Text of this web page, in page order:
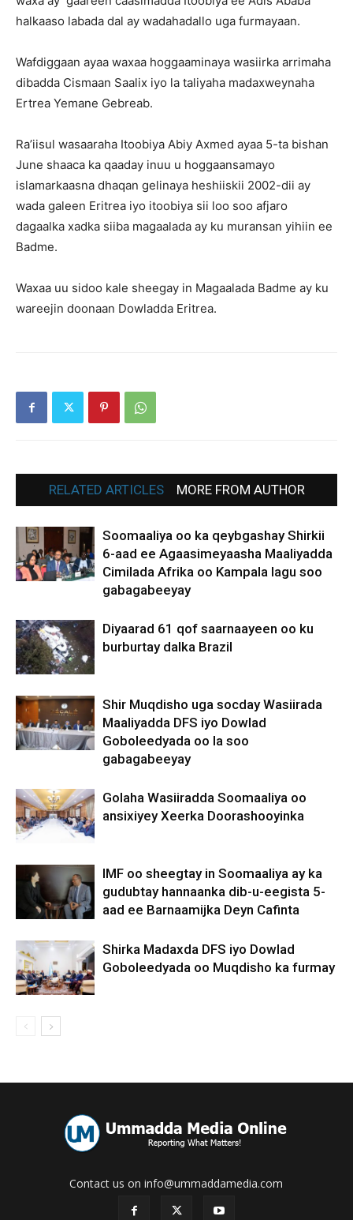
halkaaso labada dal ay wadahadallo uga furmayaan.
Wafdiggaan ayaa waxaa hoggaaminaya wasiirka arrimaha
dibadda Cismaan Saalix iyo la taliyaha madaxweynaha
Ertrea Yemane Gebreab.
Ra’iisul wasaaraha Itoobiya Abiy Axmed ayaa 5-ta bishan
June shaaca ka qaaday inuu u hoggaansamayo
islamarkaasna dhaqan gelinaya heshiiskii 2002-dii ay
wada galeen Eritrea iyo itoobiya sii loo soo afjaro
dagaalka xadka siiba magaalada ay ku muransan yihiin ee
Badme.
Waxaa uu sidoo kale sheegay in Magaalada Badme ay ku
wareejin doonaan Dowladda Eritrea.
RELATED ARTICLES MORE FROM AUTHOR
Soomaaliya oo ka qeybgashay Shirkii
6-aad ee Agaasimeyaasha Maaliyadda
Cimilada Afrika oo Kampala lagu soo
gabagabeeyay
Diyaarad 61 qof saarnaayeen oo ku
burburtay dalka Brazil
Shir Muqdisho uga socday Wasiirada
Maaliyadda DFS iyo Dowlad
Goboleedyada oo la soo
gabagabeeyay
Golaha Wasiiradda Soomaaliya oo
ansixiyey Xeerka Doorashooyinka
IMF oo sheegtay in Soomaaliya ay ka
gudubtay hannaanka dib-u-eegista 5-
aad ee Barnaamijka Deyn Cafinta
Shirka Madaxda DFS iyo Dowlad
Goboleedyada oo Muqdisho ka furmay
Contact us on info@ummaddamedia.com